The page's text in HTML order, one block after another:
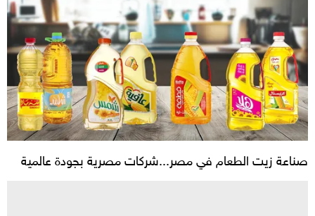
صناعة زيت الطعام في مصر...شركات مصرية بجودة عالمية